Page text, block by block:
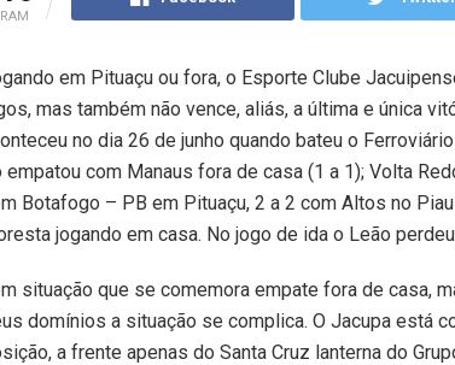
em Pituaçu ou fora, o Esporte Clube
mas também não vence, aliás, a última e única
no dia 26 de junho quando bateu o
empatou com Manaus fora de casa (1 a 1); Volta
Botafogo – PB em Pituaçu, 2 a 2 com Altos no
jogando em casa. No jogo de ida o Leão
situação que se comemora empate fora de casa,
domínios a situação se complica. O Jacupa está
a frente apenas do Santa Cruz lanterna do